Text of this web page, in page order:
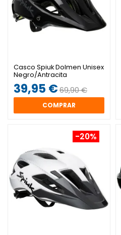
Casco Spiuk Dolmen Unisex
Negro/Antracita
39,95 €69,90 €
COMPRAR
-20%